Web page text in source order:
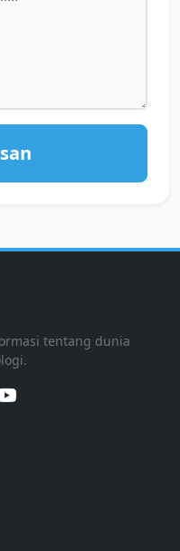
tentang dunia